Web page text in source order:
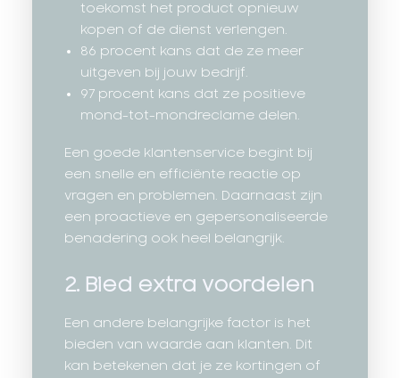
toekomst het product opnieuw
kopen of de dienst verlengen.
86 procent kans dat de ze meer
uitgeven bij jouw bedrijf.
97 procent kans dat ze positieve
mond-tot-mondreclame delen.
Een goede klantenservice begint bij
een snelle en efficiënte reactie op
vragen en problemen. Daarnaast zijn
een proactieve en gepersonaliseerde
benadering ook heel belangrijk.
2. Bied extra voordelen
Een andere belangrijke factor is het
bieden van waarde aan klanten. Dit
kan betekenen dat je ze kortingen of